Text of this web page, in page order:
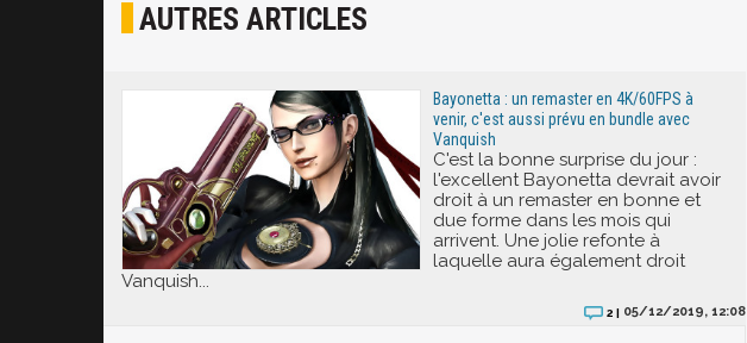
Joyeux
AUTRES ARTICLES
Bayonetta : un remaster en 4K/60FPS à
venir, c'est aussi prévu en bundle avec
Vanquish
C'est la bonne surprise du jour :
l'excellent Bayonetta devrait avoir
droit à un remaster en bonne et
due forme dans les mois qui
arrivent. Une jolie refonte à
laquelle aura également droit
Vanquish...
2 | 05/12/2019, 12:08